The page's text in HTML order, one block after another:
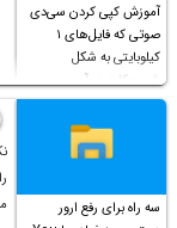
آموزش کپی کردن سی‌دی
صوتی که فایل‌های ۱
کیلوبایتی به شکل
شورت‌کات در آن موجود
است!
سه راه برای رفع ارور